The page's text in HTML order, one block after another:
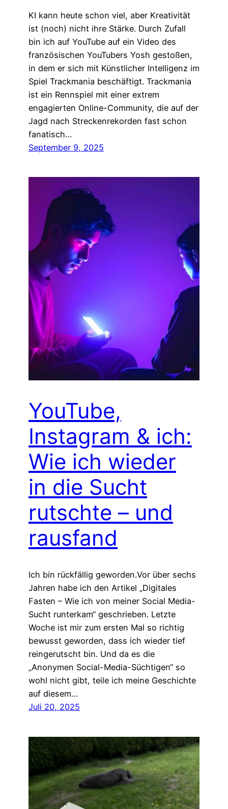
KI kann heute schon viel, aber Kreativität
ist (noch) nicht ihre Stärke. Durch Zufall
bin ich auf YouTube auf ein Video des
französischen YouTubers Yosh gestoßen,
in dem er sich mit Künstlicher Intelligenz im
Spiel Trackmania beschäftigt. Trackmania
ist ein Rennspiel mit einer extrem
engagierten Online-Community, die auf der
Jagd nach Streckenrekorden fast schon
fanatisch…
September 9, 2025
YouTube,
Instagram & ich:
Wie ich wieder
in die Sucht
rutschte – und
rausfand
Ich bin rückfällig geworden.Vor über sechs
Jahren habe ich den Artikel „Digitales
Fasten – Wie ich von meiner Social Media-
Sucht runterkam“ geschrieben. Letzte
Woche ist mir zum ersten Mal so richtig
bewusst geworden, dass ich wieder tief
reingerutscht bin. Und da es die
„Anonymen Social-Media-Süchtigen“ so
wohl nicht gibt, teile ich meine Geschichte
auf diesem…
Juli 20, 2025